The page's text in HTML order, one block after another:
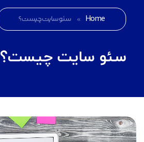
Home
» سئو سایت چیست؟
سئو سایت چیست؟